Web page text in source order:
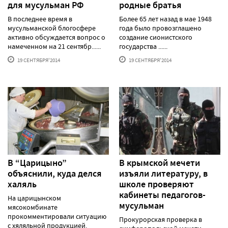
для мусульман РФ
В последнее время в
мусульманской блогосфере
активно обсуждается вопрос о
намеченном на 21 сентябр......
19 СЕНТЯБРЯ'2014
родные братья
Более 65 лет назад в мае 1948
года было провозглашено
создание сионистского
государства ......
19 СЕНТЯБРЯ'2014
В “Царицыно”
объяснили, куда делся
халяль
На царицынском
мясокомбинате
прокомментировали ситуацию
с хяляльной продукцией.
В крымской мечети
изъяли литературу, в
школе проверяют
кабинеты педагогов-
мусульман
Прокурорская проверка в